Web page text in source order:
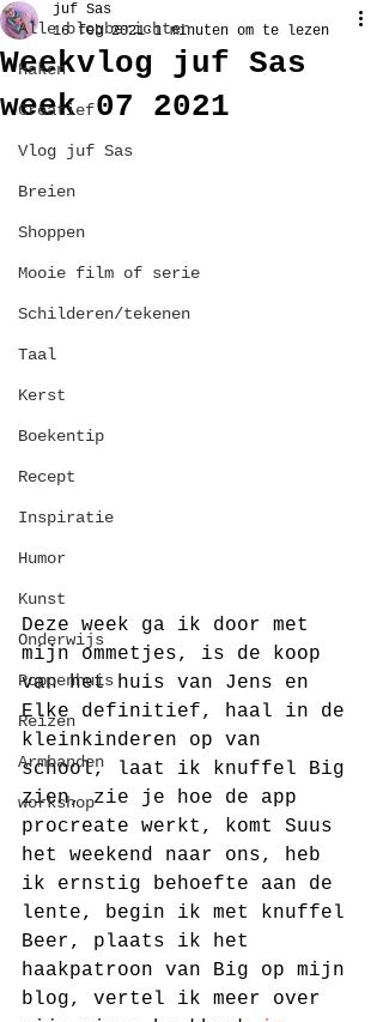
Alle blogberichten
Haken
Creatief
Vlog juf Sas
Breien
Shoppen
Mooie film of serie
Schilderen/tekenen
Taal
Kerst
Boekentip
Recept
Inspiratie
Humor
Kunst
Onderwijs
Poppenhuis
Reizen
Armbanden
workshop
Weekvlog juf Sas
week 07 2021
juf Sas
16 feb 2021 1 minuten om te lezen
Deze week ga ik door met
mijn ommetjes, is de koop
van het huis van Jens en
Elke definitief, haal in de
kleinkinderen op van
school, laat ik knuffel Big
zien, zie je hoe de app
procreate werkt, komt Suus
het weekend naar ons, heb
ik ernstig behoefte aan de
lente, begin ik met knuffel
Beer, plaats ik het
haakpatroon van Big op mijn
blog, vertel ik meer over